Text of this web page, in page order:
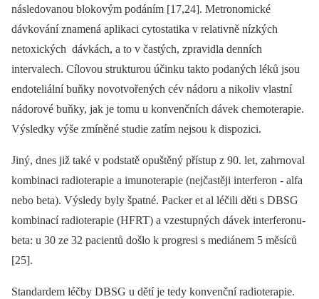
následovanou blokovým podáním [17,24]. Metronomické
dávkování znamená aplikaci cytostatika v relativně nízkých
netoxických dávkách, a to v častých, zpravidla denních
intervalech. Cílovou strukturou účinku takto podaných léků jsou
endoteliální buňky novotvořených cév nádoru a nikoliv vlastní
nádorové buňky, jak je tomu u konvenčních dávek chemoterapie.
Výsledky výše zmíněné studie zatím nejsou k dispozici.
Jiný, dnes již také v podstatě opuštěný přístup z 90. let, zahrnoval
kombinaci radioterapie a imunoterapie (nejčastěji interferon -⁠ alfa
nebo beta). Výsledy byly špatné. Packer et al léčili děti s DBSG
kombinací radioterapie (HFRT) a vzestupných dávek interferonu-
beta: u 30 ze 32 pacientů došlo k progresi s mediánem 5 měsíců
[25].
Standardem léčby DBSG u dětí je tedy konvenční radioterapie.